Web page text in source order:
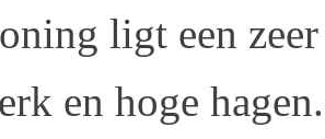
ligt een
en hoge